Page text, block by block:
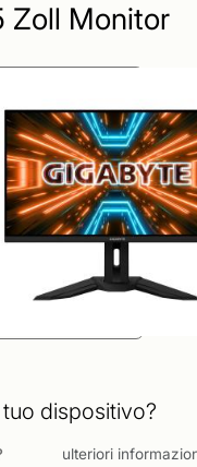
Zoll Monitor
dispositivo?
ulteriori